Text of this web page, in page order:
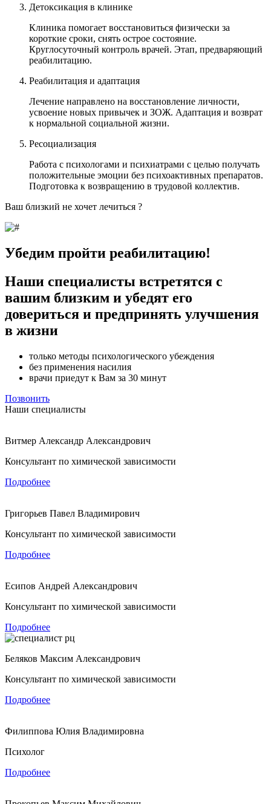
Детоксикация в клинике
Клиника помогает восстановиться физически за
короткие сроки, снять острое состояние.
Круглосуточный контроль врачей. Этап, предваряющий
реабилитацию.
Реабилитация и адаптация
Лечение направлено на восстановление личности,
усвоение новых привычек и ЗОЖ. Адаптация и возврат
к нормальной социальной жизни.
Ресоциализация
Работа с психологами и психиатрами с целью получать
положительные эмоции без психоактивных препаратов.
Подготовка к возвращению в трудовой коллектив.
Ваш близкий не хочет лечиться ?
Убедим пройти реабилитацию!
Наши специалисты встретятся с
вашим близким и убедят его
довериться и предпринять улучшения
в жизни
только методы психологического убеждения
без применения насилия
врачи приедут к Вам за 30 минут
Позвонить
Наши специалисты
Витмер Александр Александрович
Консультант по химической зависимости
Подробнее
Григорьев Павел Владимирович
Консультант по химической зависимости
Подробнее
Есипов Андрей Александрович
Консультант по химической зависимости
Подробнее
Беляков Максим Александрович
Консультант по химической зависимости
Подробнее
Филиппова Юлия Владимировна
Психолог
Подробнее